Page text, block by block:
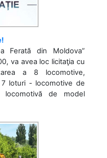
Ferată din Moldova”
va avea loc licitaţia cu
a 8 locomotive,
loturi - locomotive de
de model